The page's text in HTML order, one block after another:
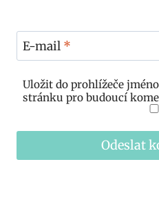
E-mail *
Uložit do prohlížeče
stránku pro budoucí